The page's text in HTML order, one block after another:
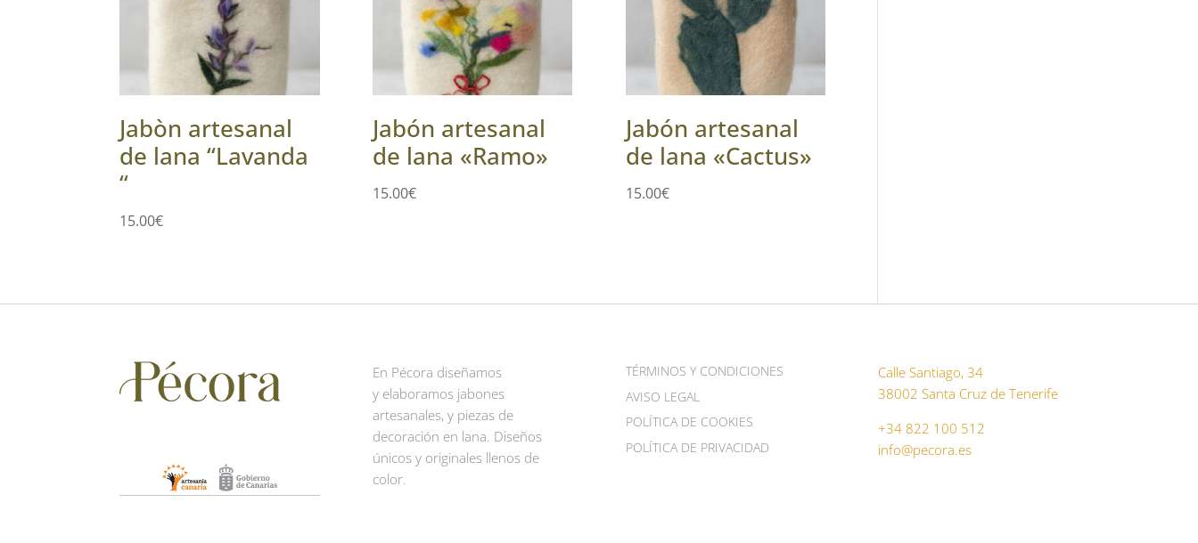
Jabòn artesanal
de lana “Lavanda
“
15.00€
Jabón artesanal
de lana «Ramo»
15.00€
Jabón artesanal
de lana «Cactus»
15.00€
En Pécora diseñamos
y elaboramos jabones
artesanales, y piezas de
decoración en lana. Diseños
únicos y originales llenos de
color.
TÉRMINOS Y CONDICIONES
AVISO LEGAL
POLÍTICA DE COOKIES
POLÍTICA DE PRIVACIDAD
Calle Santiago, 34
38002 Santa Cruz de Tenerife
+34 822 100 512
info@pecora.es